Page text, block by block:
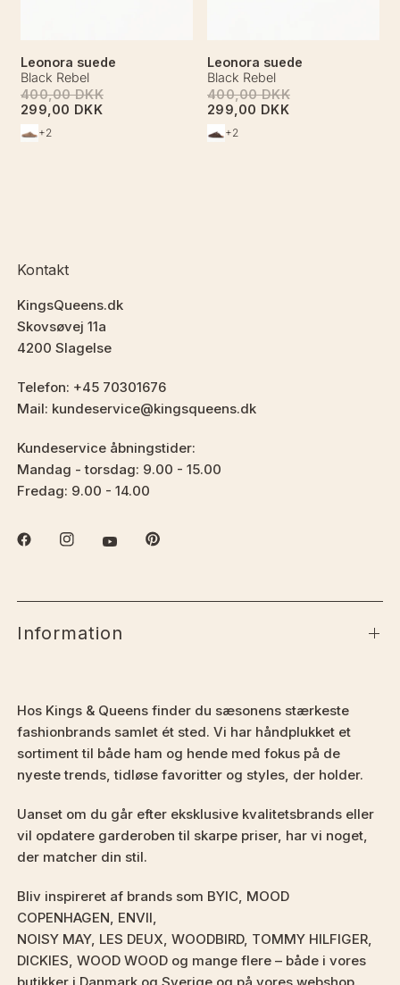
Leonora suede
400,00 DKK
299,00 DKK
Black Rebel
+2
Leonora suede
400,00 DKK
299,00 DKK
Black Rebel
+2
Kontakt
KingsQueens.dk
Skovsøvej 11a
4200 Slagelse
Telefon: +45 70301676
Mail: kundeservice@kingsqueens.dk
Kundeservice åbningstider:
Mandag - torsdag: 9.00 - 15.00
Fredag: 9.00 - 14.00
Information
Hos Kings & Queens finder du sæsonens stærkeste
fashionbrands samlet ét sted. Vi har håndplukket et
sortiment til både ham og hende med fokus på de
nyeste trends, tidløse favoritter og styles, der holder.
Uanset om du går efter eksklusive kvalitetsbrands eller
vil opdatere garderoben til skarpe priser, har vi noget,
der matcher din stil.
Bliv inspireret af brands som BYIC, MOOD
COPENHAGEN, ENVII,
NOISY MAY, LES DEUX, WOODBIRD, TOMMY HILFIGER,
DICKIES, WOOD WOOD og mange flere – både i vores